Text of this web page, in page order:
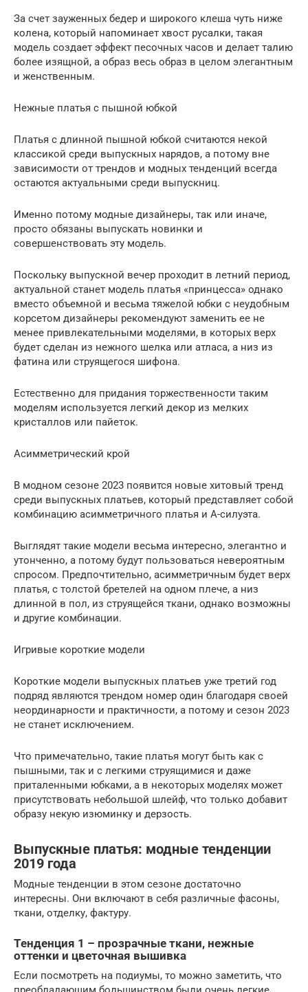
За счет зауженных бедер и широкого клеша чуть ниже
колена, который напоминает хвост русалки, такая
модель создает эффект песочных часов и делает талию
более изящной, а образ весь образ в целом элегантным
и женственным.
Нежные платья с пышной юбкой
Платья с длинной пышной юбкой считаются некой
классикой среди выпускных нарядов, а потому вне
зависимости от трендов и модных тенденций всегда
остаются актуальными среди выпускниц.
Именно потому модные дизайнеры, так или иначе,
просто обязаны выпускать новинки и
совершенствовать эту модель.
Поскольку выпускной вечер проходит в летний период,
актуальной станет модель платья «принцесса» однако
вместо объемной и весьма тяжелой юбки с неудобным
корсетом дизайнеры рекомендуют заменить ее не
менее привлекательными моделями, в которых верх
будет сделан из нежного шелка или атласа, а низ из
фатина или струящегося шифона.
Естественно для придания торжественности таким
моделям используется легкий декор из мелких
кристаллов или пайеток.
Асимметрический крой
В модном сезоне 2023 появится новые хитовый тренд
среди выпускных платьев, который представляет собой
комбинацию асимметричного платья и А-силуэта.
Выглядят такие модели весьма интересно, элегантно и
утонченно, а потому будут пользоваться невероятным
спросом. Предпочтительно, асимметричным будет верх
платья, с толстой бретелей на одном плече, а низ
длинной в пол, из струящейся ткани, однако возможны
и другие комбинации.
Игривые короткие модели
Короткие модели выпускных платьев уже третий год
подряд являются трендом номер один благодаря своей
неординарности и практичности, а потому и сезон 2023
не станет исключением.
Что примечательно, такие платья могут быть как с
пышными, так и с легкими струящимися и даже
приталенными юбками, а в некоторых моделях может
присутствовать небольшой шлейф, что только добавит
образу некую изюминку и дерзость.
Выпускные платья: модные тенденции
2019 года
Модные тенденции в этом сезоне достаточно
интересны. Они включают в себя различные фасоны,
ткани, отделку, фактуру.
Тенденция 1 – прозрачные ткани, нежные
оттенки и цветочная вышивка
Если посмотреть на подиумы, то можно заметить, что